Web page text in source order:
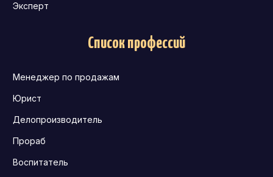
Эксперт
Список профессий
Менеджер по продажам
Юрист
Делопроизводитель
Прораб
Воспитатель